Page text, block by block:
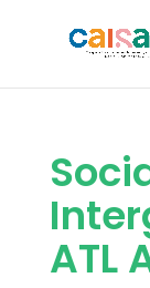
ATL